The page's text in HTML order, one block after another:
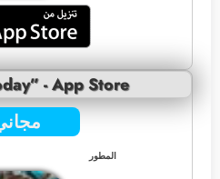
- App Store
المطور